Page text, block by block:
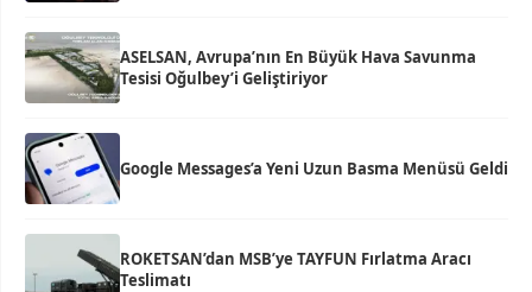
ASELSAN, Avrupa’nın En Büyük Hava Savunma
Tesisi Oğulbey’i Geliştiriyor
Google Messages’a Yeni Uzun Basma Menüsü Geldi
ROKETSAN’dan MSB’ye TAYFUN Fırlatma Aracı
Teslimatı